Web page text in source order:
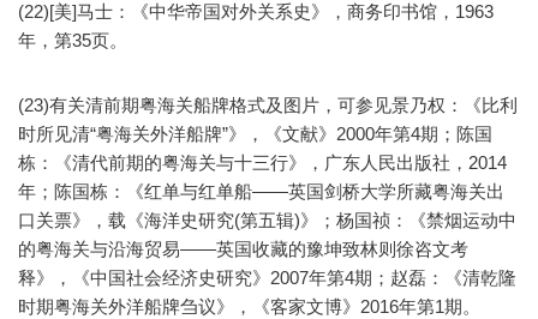
(22)[美]马士：《中华帝国对外关系史》，商务印书馆，1963
年，第35页。
(23)有关清前期粤海关船牌格式及图片，可参见景乃权：《比利
时所见清“粤海关外洋船牌”》，《文献》2000年第4期；陈国
栋：《清代前期的粤海关与十三行》，广东人民出版社，2014
年；陈国栋：《红单与红单船——英国剑桥大学所藏粤海关出
口关票》，载《海洋史研究(第五辑)》；杨国祯：《禁烟运动中
的粤海关与沿海贸易——英国收藏的豫坤致林则徐咨文考
释》，《中国社会经济史研究》2007年第4期；赵磊：《清乾隆
时期粤海关外洋船牌刍议》，《客家文博》2016年第1期。